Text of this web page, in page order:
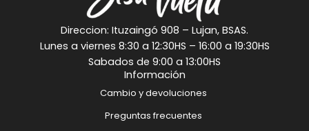
Direccion: Ituzaingó 908 – Lujan, BSAS.
Lunes a viernes 8:30 a 12:30HS – 16:00 a 19:30HS
Sabados de 9:00 a 13:00HS
Información
Cambio y devoluciones
Preguntas frecuentes